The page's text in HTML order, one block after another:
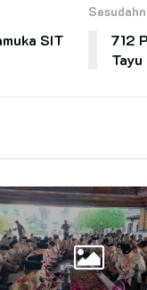
SIT
712